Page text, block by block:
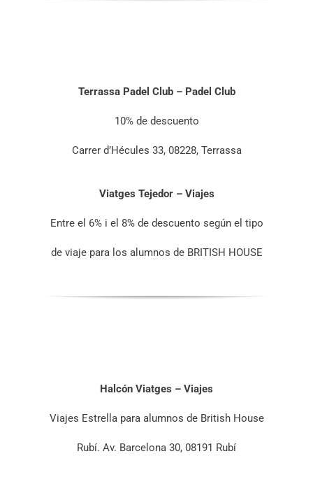
Terrassa Padel Club – Padel Club
10% de descuento
Carrer d’Hécules 33, 08228, Terrassa
Viatges Tejedor – Viajes
Entre el 6% i el 8% de descuento según el tipo
de viaje para los alumnos de BRITISH HOUSE
Halcón Viatges – Viajes
Viajes Estrella para alumnos de British House
Rubí. Av. Barcelona 30, 08191 Rubí